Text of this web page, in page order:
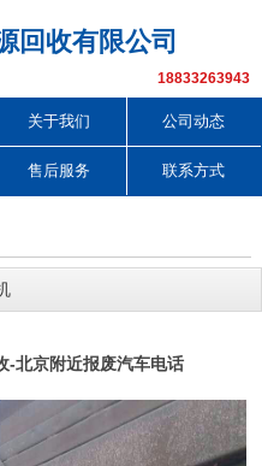
回收有限公司
18833263943
关于我们 公司动态
售后服务 联系方式
-北京附近报废汽车电话